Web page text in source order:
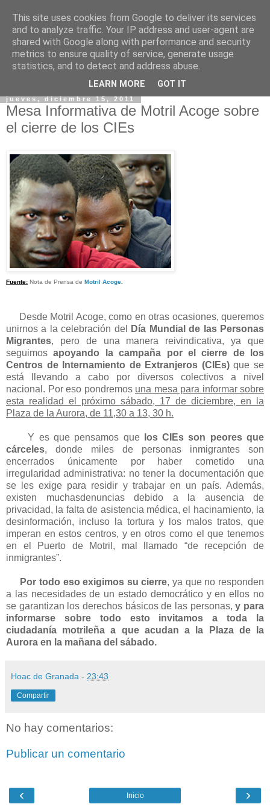
jueves, diciembre 15, 2011
Mesa Informativa de Motril Acoge sobre
el cierre de los CIEs
Fuente: Nota de Prensa de Motril Acoge
Desde Motril Acoge, como en otras ocasiones, queremos
unirnos a la celebración del
Día Mundial de las Personas
Migrantes, pero de una manera reivindicativa, ya que
seguimosapoyando la campaña por el cierre de los
Centros de Internamiento de Extranjeros (CIEs)que se
está llevando a cabo por diversos colectivos a nivel
nacional. Por eso pondremos una mesa para informar sobre
esta realidad el próximo sábado, 17 de diciembre, en la
Plaza de la Aurora, de 11,30 a 13, 30 h.
Y es que pensamos que
los CIEs son peores que
cárceles, donde miles de personas inmigrantes son
encerrados únicamente por haber cometido una
irregularidad administrativa: no tener la documentación que
se les exige para residir y trabajar en un país. Además,
existen muchasdenuncias debido a la ausencia de
privacidad, la falta de asistencia médica, el hacinamiento, la
desinformación, incluso la tortura y los malos tratos, que
imperan en estos centros, y en otros como el que tenemos
en el Puerto de Motril, mal llamado “de recepción de
inmigrantes”.
Por todo eso exigimos su cierre, ya que no responden
a las necesidades de un estado democrático y en ellos no
se garantizan los derechos básicos de las personas,y para
informarse sobre todo esto invitamos a toda la
ciudadanía motrileña a que acudan a la Plaza de la
Aurora en la mañana del sábado.
Hoac de Granada - 23:43
Compartir
No hay comentarios:
Publicar un comentario
‹ ›
Inicio
This site uses cookies from Google to deliver its services
and to analyze traffic. Your IP address and user-agent are
shared with Google along with performance and security
metrics to ensure quality of service, generate usage
statistics, and to detect and address abuse.
LEARN MORE GOT IT